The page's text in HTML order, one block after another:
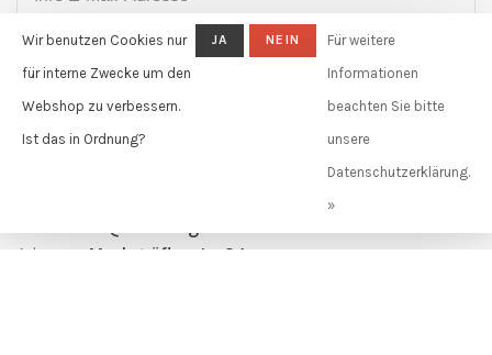
ABONNIEREN
By signing up, you agree to our Privacy Policy.
Claudia Güdel GmbH
Adresse:Markgräflerstr. 34
Wir benutzen Cookies nur
für interne Zwecke um den
Webshop zu verbessern.
Ist das in Ordnung?
JA NEIN
Für weitere
Informationen
beachten Sie bitte
unsere
Datenschutzerklärung.
»